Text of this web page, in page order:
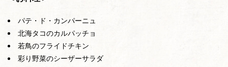
パテ・ド・カンパーニュ
北海タコのカルパッチョ
若鳥のフライドチキン
彩り野菜のシーザーサラダ